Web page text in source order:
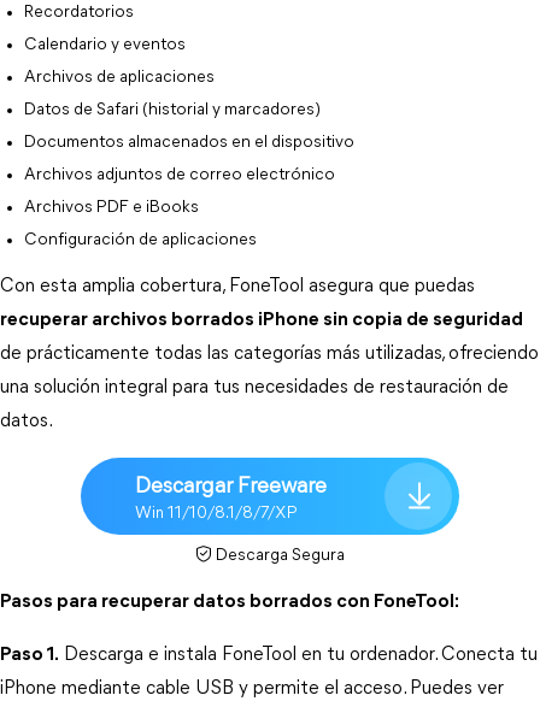
Recordatorios
Calendario y eventos
Archivos de aplicaciones
Datos de Safari (historial y marcadores)
Documentos almacenados en el dispositivo
Archivos adjuntos de correo electrónico
Archivos PDF e iBooks
Configuración de aplicaciones
recuperar archivos borrados iPhone sin copia de seguridad
de prácticamente todas las categorías más utilizadas, ofreciendo
una solución integral para tus necesidades de restauración de
datos.
Descargar Freeware
Win 11/10/8.1/8/7/XP
Descarga Segura
Pasos para recuperar datos borrados con FoneTool:
Paso 1. Descarga e instala FoneTool en tu ordenador. Conecta tu
iPhone mediante cable USB y permite el acceso. Puedes ver